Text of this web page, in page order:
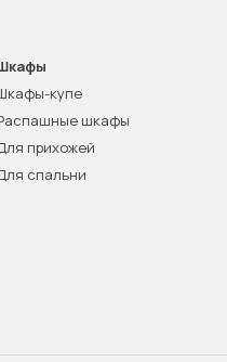
купе
шкафы
прихожей
спальни